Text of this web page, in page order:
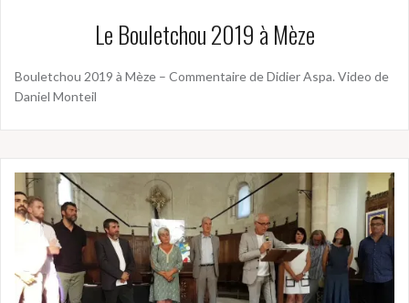
Le Bouletchou 2019 à Mèze
Bouletchou 2019 à Mèze – Commentaire de Didier Aspa. Video de
Daniel Monteil